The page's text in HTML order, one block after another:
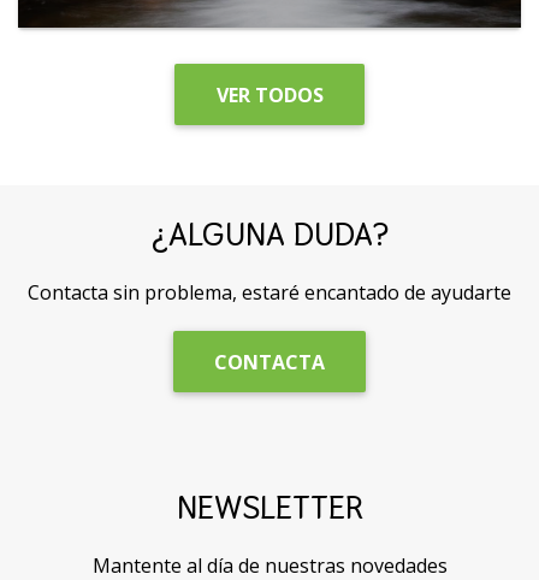
VER TODOS
¿ALGUNA DUDA?
Contacta sin problema, estaré encantado de ayudarte
CONTACTA
NEWSLETTER
Mantente al día de nuestras novedades